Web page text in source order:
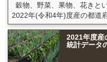
穀物、野菜、果物、花きと
2022年(令和4年)度産の都道
2021年度産
統計データ